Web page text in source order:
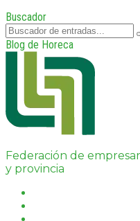
Buscador
Blog de Horeca
Federación de
y provincia